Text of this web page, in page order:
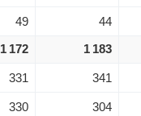
49 44
1 172 1 183
331 341
330 304